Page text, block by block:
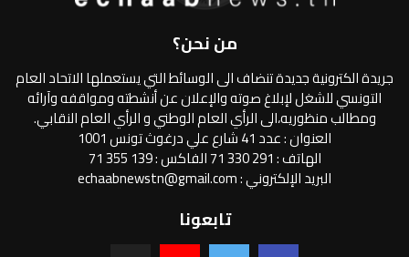
من نحن؟
جريدة الكترونية جديدة تنضاف الى الوسائط التي يستعملها الاتحاد العام
التونسي للشغل لإبلاغ صوته والإعلان عن أنشطته ومواقفه وآرائه
ومطالب منظوريه،الى الرأي العام الوطني و الرأي العام النقابي.
العنوان : عدد 41 شارع علي درغوث تونس 1001
الهاتف : 291 330 71 الفاكس : 139 355 71
البريد الإلكتروني : echaabnewstn@gmail.com
تابعونا